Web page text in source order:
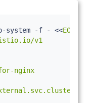
system -f - <<EOF
v1
nginx